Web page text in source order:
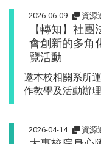
2026-06-09 資源
【轉知】社
會創新的多角
覽活動
邀本校相關系所
作教學及活動辦理
2026-04-14 資源